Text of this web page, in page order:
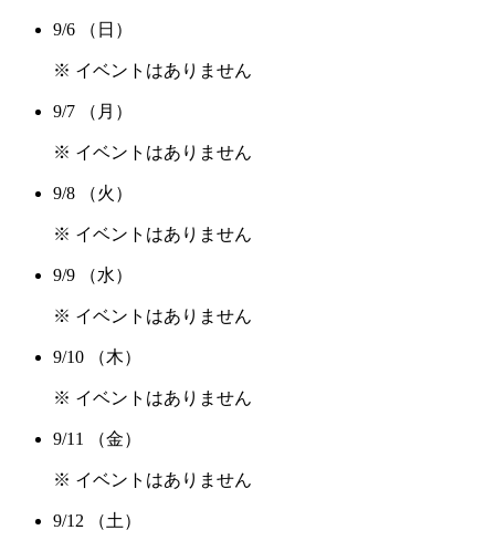
9/6 （日）
※ イベントはありません
9/7 （月）
※ イベントはありません
9/8 （火）
※ イベントはありません
9/9 （水）
※ イベントはありません
9/10 （木）
※ イベントはありません
9/11 （金）
※ イベントはありません
9/12 （土）